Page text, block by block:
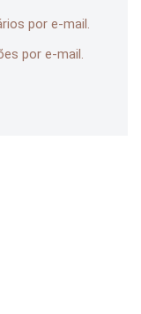
por e-mail.
por e-mail.